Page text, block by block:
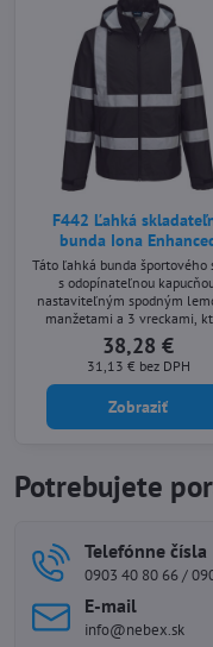
F442 Ľahká
bunda Iona
Táto ľahká bunda športového
s odopínateľnou
nastaviteľným spodným
manžetami a 3 vreckami,
ponúka výnimočné krytie,
nepremokavosť a priedušnosť,
zbaliť do vlastného vrecka
rýchlu a jednoduchú
používanie na cestách.
38,28 €
31,13 € bez DPH
Zobraziť
Potrebujete
Telefónne čísla
0903 40 80 66 /
E-mail
info@nebex.sk